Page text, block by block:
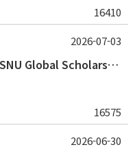
16410
2026-2학기 글로벌초우수 장학금(SNU Global Scholarship, GS) 신청 안내(~7/12 23:00)
16575
2026-07-03
2026-06-30